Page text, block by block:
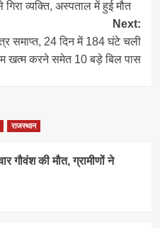
व्यक्ति, अस्पताल में हुई मौत
Next:
समाप्त, 24 दिन में 184 घंटे चली
खत्म करने समेत 10 बड़े बिल पास
राजस्थान
गौवंश की मौत, ग्रामीणों ने